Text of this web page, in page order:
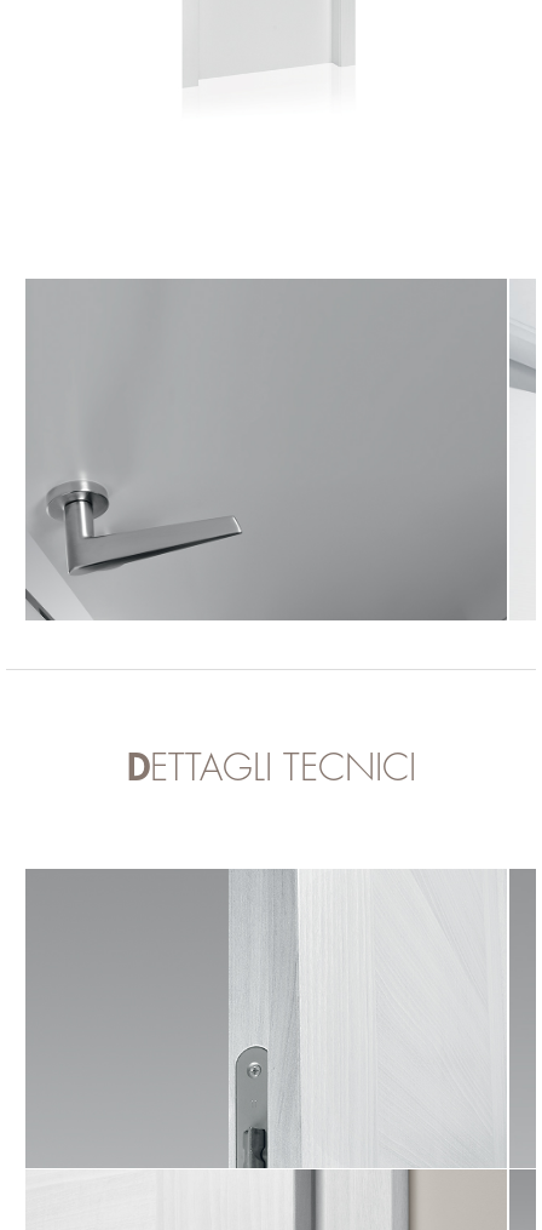
DETTAGLI TECNICI